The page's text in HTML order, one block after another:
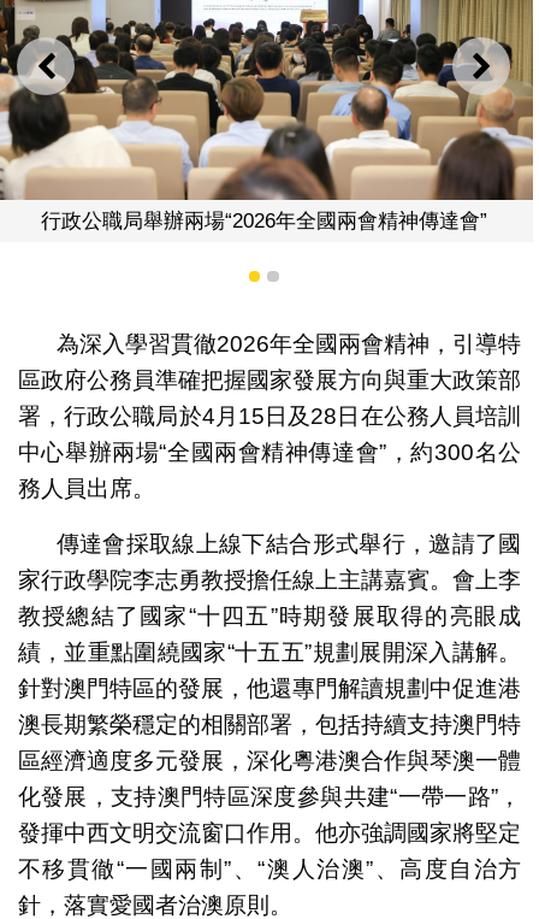
上一則 下一
精神傳達會” 約300名公務人員出
1 2
為深入學習貫徹2026年全國兩會精神，引導特
區政府公務員準確把握國家發展方向與重大政策部
署，行政公職局於4月15日及28日在公務人員培訓
中心舉辦兩場“全國兩會精神傳達會”，約300名公
務人員出席。
傳達會採取線上線下結合形式舉行，邀請了國
家行政學院李志勇教授擔任線上主講嘉賓。會上李
教授總結了國家“十四五”時期發展取得的亮眼成
績，並重點圍繞國家“十五五”規劃展開深入講解。
針對澳門特區的發展，他還專門解讀規劃中促進港
澳長期繁榮穩定的相關部署，包括持續支持澳門特
區經濟適度多元發展，深化粵港澳合作與琴澳一體
化發展，支持澳門特區深度參與共建“一帶一路”，
發揮中西文明交流窗口作用。他亦強調國家將堅定
不移貫徹“一國兩制”、“澳人治澳”、高度自治方
針，落實愛國者治澳原則。